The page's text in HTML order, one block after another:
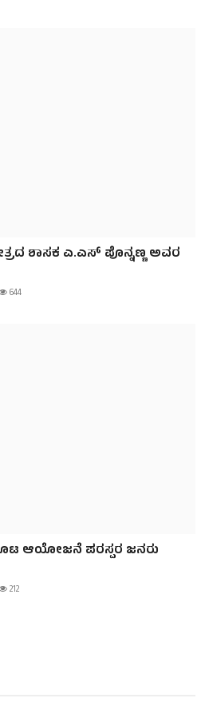
ಶಾಸಕ ಎ.ಎಸ್ ಪೊನ್ನಣ್ಣ ಅವರ
644
ಆಯೋಜನೆ ಪರಸ್ಪರ ಜನರು
212